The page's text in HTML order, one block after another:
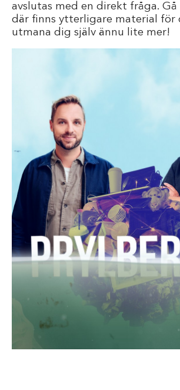
avslutas med en direkt fråga. Gå
där finns ytterligare material för
utmana dig själv ännu lite mer!